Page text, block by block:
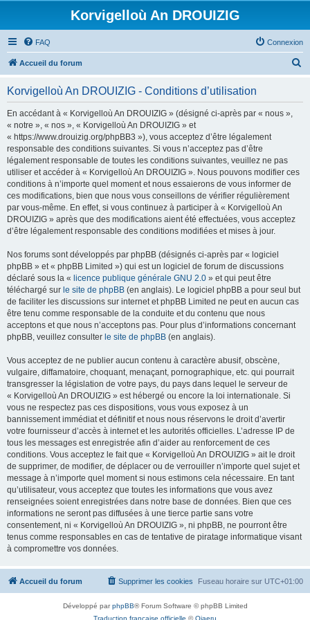
Korvigelloù An DROUIZIG
FAQ Connexion
Accueil du forum
Korvigelloù An DROUIZIG - Conditions d’utilisation
En accédant à « Korvigelloù An DROUIZIG » (désigné ci-après par « nous »,
« notre », « nos », « Korvigelloù An DROUIZIG » et
« https://www.drouizig.org/phpBB3 »), vous acceptez d’être légalement
responsable des conditions suivantes. Si vous n’acceptez pas d’être
légalement responsable de toutes les conditions suivantes, veuillez ne pas
utiliser et accéder à « Korvigelloù An DROUIZIG ». Nous pouvons modifier ces
conditions à n’importe quel moment et nous essaierons de vous informer de
ces modifications, bien que nous vous conseillons de vérifier régulièrement
par vous-même. En effet, si vous continuez à participer à « Korvigelloù An
DROUIZIG » après que des modifications aient été effectuées, vous acceptez
d’être légalement responsable des conditions modifiées et mises à jour.
Nos forums sont développés par phpBB (désignés ci-après par « logiciel
phpBB » et « phpBB Limited ») qui est un logiciel de forum de discussions
déclaré sous la « licence publique générale GNU 2.0 » et qui peut être
téléchargé sur le site de phpBB (en anglais). Le logiciel phpBB a pour seul but
de faciliter les discussions sur internet et phpBB Limited ne peut en aucun cas
être tenu comme responsable de la conduite et du contenu que nous
acceptons et que nous n’acceptons pas. Pour plus d’informations concernant
phpBB, veuillez consulter le site de phpBB (en anglais).
Vous acceptez de ne publier aucun contenu à caractère abusif, obscène,
vulgaire, diffamatoire, choquant, menaçant, pornographique, etc. qui pourrait
transgresser la législation de votre pays, du pays dans lequel le serveur de
« Korvigelloù An DROUIZIG » est hébergé ou encore la loi internationale. Si
vous ne respectez pas ces dispositions, vous vous exposez à un
bannissement immédiat et définitif et nous nous réservons le droit d’avertir
votre fournisseur d’accès à internet et les autorités officielles. L’adresse IP de
tous les messages est enregistrée afin d’aider au renforcement de ces
conditions. Vous acceptez le fait que « Korvigelloù An DROUIZIG » ait le droit
de supprimer, de modifier, de déplacer ou de verrouiller n’importe quel sujet et
message à n’importe quel moment si nous estimons cela nécessaire. En tant
qu’utilisateur, vous acceptez que toutes les informations que vous avez
renseignées soient enregistrées dans notre base de données. Bien que ces
informations ne seront pas diffusées à une tierce partie sans votre
consentement, ni « Korvigelloù An DROUIZIG », ni phpBB, ne pourront être
tenus comme responsables en cas de tentative de piratage informatique visant
à compromettre vos données.
Accueil du forum Fuseau horaire sur UTC+01:00
Supprimer les cookies
Développé parphpBB® Forum Software © phpBB Limited
Traduction française officielle ©Qiaeru